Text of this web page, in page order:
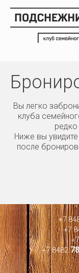
Вы легко
клуба
редко
Ниже вы
после
+7
+7
+7 8482